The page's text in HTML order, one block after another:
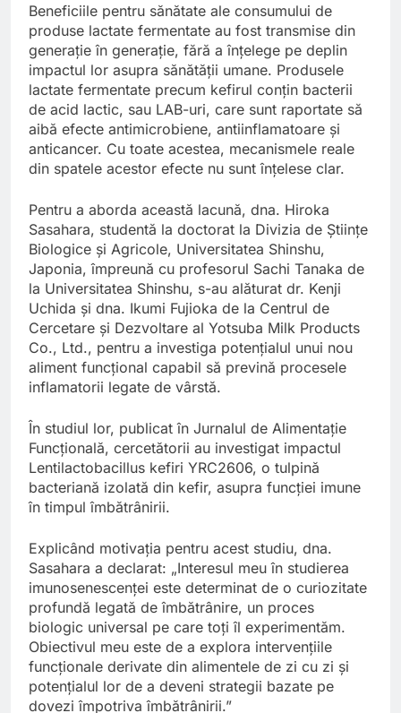
Beneficiile pentru sănătate ale consumului de
produse lactate fermentate au fost transmise din
generație în generație, fără a înțelege pe deplin
impactul lor asupra sănătății umane. Produsele
lactate fermentate precum kefirul conțin bacterii
de acid lactic, sau LAB-uri, care sunt raportate să
aibă efecte antimicrobiene, antiinflamatoare și
anticancer. Cu toate acestea, mecanismele reale
din spatele acestor efecte nu sunt înțelese clar.
Pentru a aborda această lacună, dna. Hiroka
Sasahara, studentă la doctorat la Divizia de Științe
Biologice și Agricole, Universitatea Shinshu,
Japonia, împreună cu profesorul Sachi Tanaka de
la Universitatea Shinshu, s-au alăturat dr. Kenji
Uchida și dna. Ikumi Fujioka de la Centrul de
Cercetare și Dezvoltare al Yotsuba Milk Products
Co., Ltd., pentru a investiga potențialul unui nou
aliment funcțional capabil să prevină procesele
inflamatorii legate de vârstă.
În studiul lor, publicat în Jurnalul de Alimentație
Funcțională, cercetătorii au investigat impactul
Lentilactobacillus kefiri YRC2606, o tulpină
bacteriană izolată din kefir, asupra funcției imune
în timpul îmbătrânirii.
Explicând motivația pentru acest studiu, dna.
Sasahara a declarat: „Interesul meu în studierea
imunosenescenței este determinat de o curiozitate
profundă legată de îmbătrânire, un proces
biologic universal pe care toți îl experimentăm.
Obiectivul meu este de a explora intervențiile
funcționale derivate din alimentele de zi cu zi și
potențialul lor de a deveni strategii bazate pe
dovezi împotriva îmbătrânirii.”